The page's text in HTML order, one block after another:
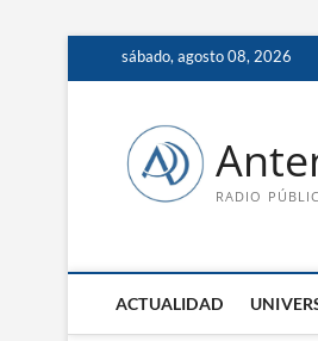
sábado, agosto 08, 2026
RADIO
ACTUALIDAD